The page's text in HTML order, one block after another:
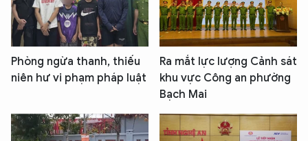
Phòng ngừa thanh, thiếu
niên hư vi phạm pháp luật
Ra mắt lực lượng Cảnh sát
khu vực Công an phường
Bạch Mai